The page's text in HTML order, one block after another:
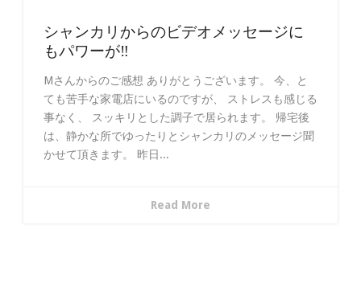
シャンカリからのビデオメッセージに
もパワーが‼︎
Mさんからのご感想 ありがとうございます。 今、と
ても苦手な家電店にいるのですが、 ストレスも感じる
事なく、 スッキリとした調子で居られます。 帰宅後
は、静かな所でゆったりとシャンカリのメッセージ聞
かせて頂きます。 昨日...
Read More